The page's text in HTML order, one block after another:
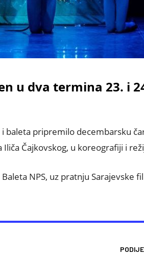
u dva termina 23. i
pripremilo decembarsku
Čajkovskog, u koreografiji i
NPS, uz pratnju